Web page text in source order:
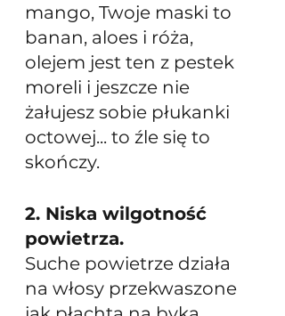
mango, Twoje maski to
banan, aloes i róża,
olejem jest ten z pestek
moreli i jeszcze nie
żałujesz sobie płukanki
octowej... to źle się to
skończy.
2. Niska wilgotność
powietrza.
Suche powietrze działa
na włosy przekwaszone